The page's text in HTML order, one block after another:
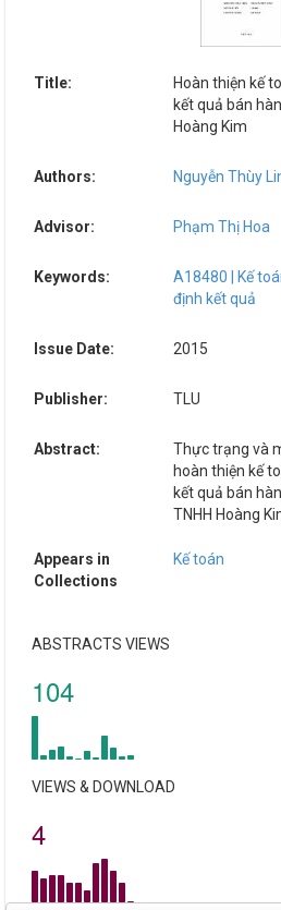
Title:
Hoàn thiện kế
kết quả bán
Hoàng Kim
Authors: Nguyễn Thùy
Advisor: Phạm Thị Hoa
Keywords:
A18480 | Kế
định kết quả
Issue Date: 2015
Publisher: TLU
Abstract:
Thực trạng và
hoàn thiện kế
kết quả bán
TNHH Hoàng
Appears in
Collections
Kế toán
ABSTRACTS VIEWS
104
VIEWS & DOWNLOAD
4